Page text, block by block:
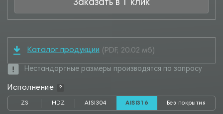
Заказать в 1 клик
Каталог продукции (PDF, 20.02 мб)
Нестандартные размеры производятся по запросу
Исполнение ?
ZS HDZ AISI304 AISI316 Без покрытия